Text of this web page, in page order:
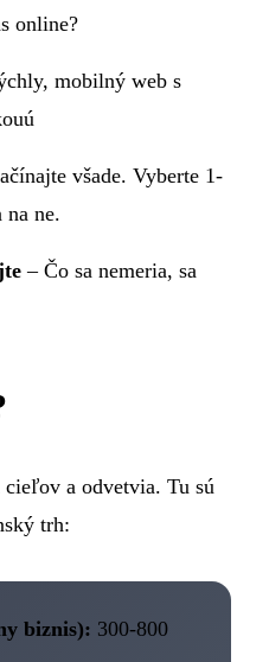
online?
mobilný web s
všade. Vyberte 1-
na ne.
– Čo sa nemeria, sa
a odvetvia. Tu sú
trh:
biznis): 300-800